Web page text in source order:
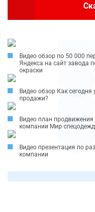
Видео обзор по 50 000
Яндекса на сайт завода
окраски
Видео обзор Как сегодня
продажи?
Видео план продвижения
компании Мир
Видео презентация по
компании